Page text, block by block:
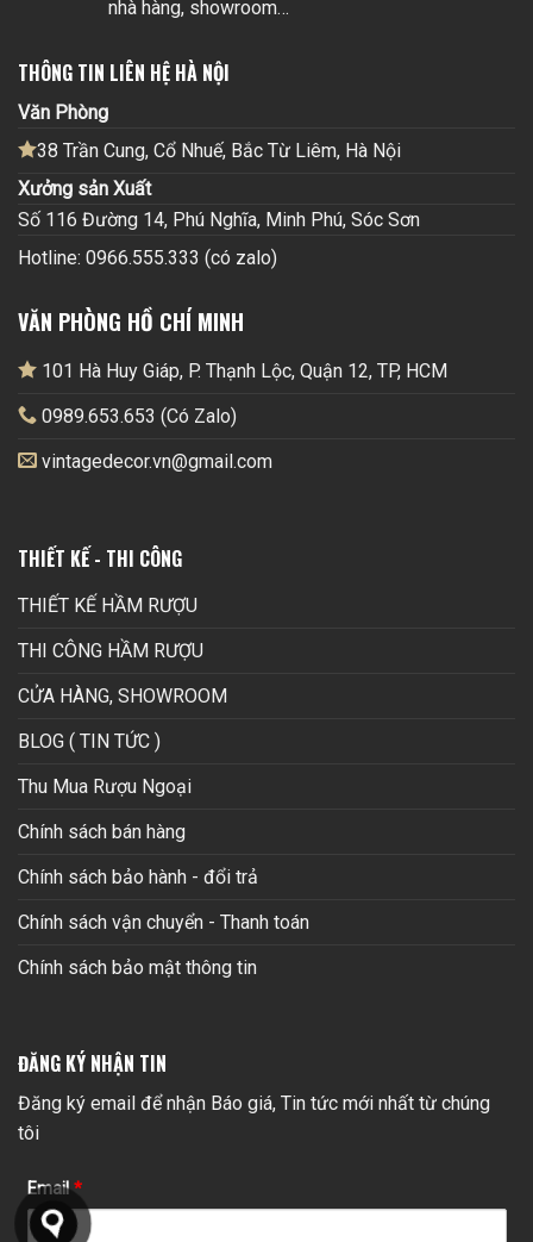
nhà hàng, showroom…
THÔNG TIN LIÊN HỆ HÀ NỘI
Văn Phòng
38 Trần Cung, Cổ Nhuế, Bắc Từ Liêm, Hà Nội
Xưởng sản Xuất
Số 116 Đường 14, Phú Nghĩa, Minh Phú, Sóc Sơn
Hotline: 0966.555.333 (có zalo)
VĂN PHÒNG HỒ CHÍ MINH
101 Hà Huy Giáp, P. Thạnh Lộc, Quận 12, TP, HCM
0989.653.653 (Có Zalo)
vintagedecor.vn@gmail.com
THIẾT KẾ - THI CÔNG
THIẾT KẾ HẦM RƯỢU
THI CÔNG HẦM RƯỢU
CỬA HÀNG, SHOWROOM
BLOG ( TIN TỨC )
Thu Mua Rượu Ngoại
Chính sách bán hàng
Chính sách bảo hành - đổi trả
Chính sách vận chuyển - Thanh toán
Chính sách bảo mật thông tin
ĐĂNG KÝ NHẬN TIN
Đăng ký email để nhận Báo giá, Tin tức mới nhất từ chúng
tôi
Email*